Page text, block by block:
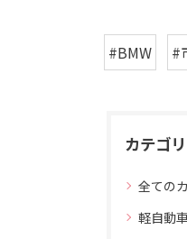
#BMW #
カテゴ
全ての
軽自動車